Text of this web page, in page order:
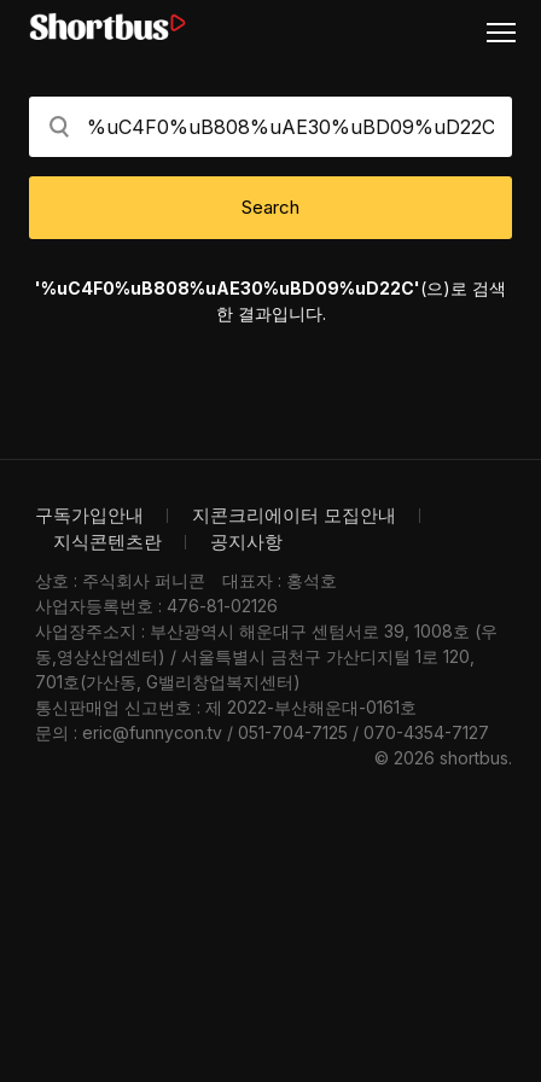
Search
'%uC4F0%uB808%uAE30%uBD09%uD22C'(으)로 검색
한 결과입니다.
구독가입안내
지콘크리에이터 모집안내
지식콘텐츠란
공지사항
상호 : 주식회사 퍼니콘
대표자 : 홍석호
사업자등록번호 : 476-81-02126
사업장주소지 : 부산광역시 해운대구 센텀서로 39, 1008호 (우
동,영상산업센터) / 서울특별시 금천구 가산디지털 1로 120,
701호(가산동, G밸리창업복지센터)
통신판매업 신고번호 : 제 2022-부산해운대-0161호
문의 : eric@funnycon.tv / 051-704-7125 / 070-4354-7127
© 2026 shortbus.